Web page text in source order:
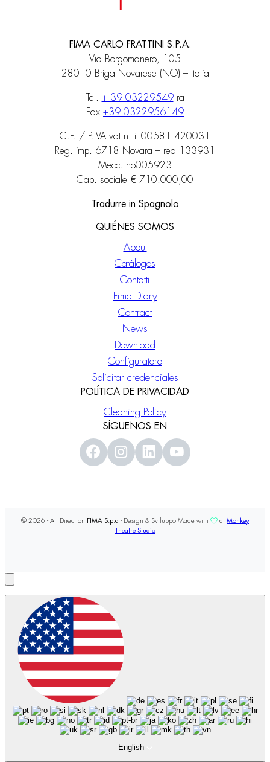
FIMA CARLO FRATTINI S.P.A.
Via Borgomanero, 105
28010 Briga Novarese (NO) – Italia
Tel. + 39 03229549ra
Fax +39 0322956149
C.F. / P.IVA vat n. it 00581 420031
Reg. imp. 6718 Novara – rea 133931
Mecc. no005923
Cap. sociale € 710.000,00
Tradurre in Spagnolo
QUIÉNES SOMOS
About
Catálogos
Contatti
Fima Diary
Contract
News
Download
Configuratore
Solicitar credenciales
POLÍTICA DE PRIVACIDAD
Cleaning Policy
SÍGUENOS EN
© 2026 - Art Direction FIMA S.p.a - Design & Sviluppo Made with at Monkey
Theatre Studio
English